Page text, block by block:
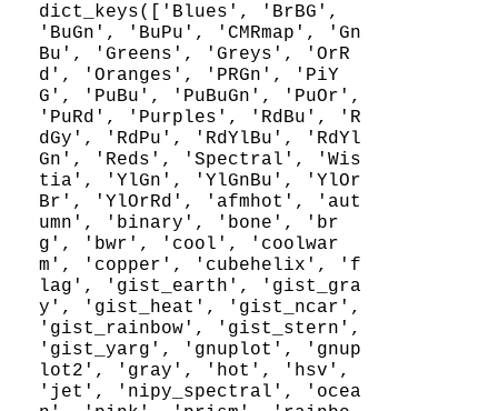
dict_keys(['Blues', 'BrBG',
'BuGn', 'BuPu', 'CMRmap', 'Gn
Bu', 'Greens', 'Greys', 'OrR
d', 'Oranges', 'PRGn', 'PiY
G', 'PuBu', 'PuBuGn', 'PuOr',
'PuRd', 'Purples', 'RdBu', 'R
dGy', 'RdPu', 'RdYlBu', 'RdYl
Gn', 'Reds', 'Spectral', 'Wis
tia', 'YlGn', 'YlGnBu', 'YlOr
Br', 'YlOrRd', 'afmhot', 'aut
umn', 'binary', 'bone', 'br
g', 'bwr', 'cool', 'coolwar
m', 'copper', 'cubehelix', 'f
lag', 'gist_earth', 'gist_gra
y', 'gist_heat', 'gist_ncar',
'gist_rainbow', 'gist_stern',
'gist_yarg', 'gnuplot', 'gnup
lot2', 'gray', 'hot', 'hsv',
'jet', 'nipy_spectral', 'ocea